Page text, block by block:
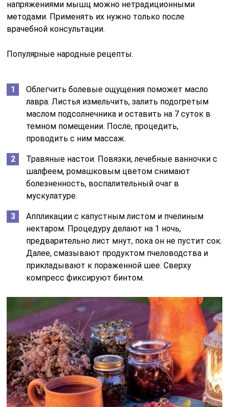
Лечение ригидности мышц
индивидуальные курсы терапии, направленные на
борьбу с основным заболеванием,
спровоцировавшим повышенный тонус мышц. При
остеохондрозе показано медикаментозное лечение
для купирования боли и воспаления в суставах,
являющихся причиной обострения. Для расслабления
мышц затылка также прописывается массаж и
физиотерапия на фоне приема медикаментов,
улучшающих кровообращение.
При лечении ригидности мышц, являющейся
симптомом кривошеи, возможно хирургическое
вмешательство (при врожденной форме), очень
хороший эффект дает мануальная терапия. При
паркинсонизме проводится поддерживающее
лечение. Проявления напряженности мышц затылка,
свидетельствующие о протекании энцефалита,
инсульта или менингита требуют оказания срочной
медицинской помощи с проведением интенсивной
терапии для лечения этих патологий. При менингите